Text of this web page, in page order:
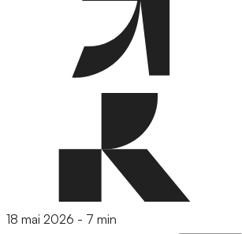
18 mai 2026 - 7 min